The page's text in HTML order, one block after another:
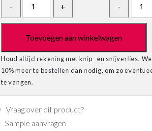
Toevoegen aan winkelwagen
Houd altijd rekening met knip- en snijverlies. We
10% meer te bestellen dan nodig, om zo
te vangen.
Vraag over dit product?
Sample aanvragen